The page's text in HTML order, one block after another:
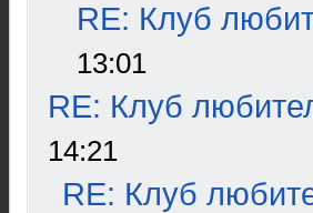
RE: Клуб
13:01
RE: Клуб
14:21
RE: Клуб